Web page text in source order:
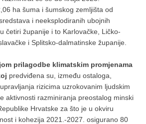
ha šuma i šumskog zemljišta od
i neeksplodiranih ubojnih
četiri županije i to Karlovačke, Ličko-
i Splitsko-dalmatinske županije.
prilagodbe klimatskim promjenama
predviđena su, između ostaloga,
rizicima uzrokovanim ljudskim
aktivnosti razminiranja preostalog minski
Hrvatske za što je u okviru
i kohezija 2021.-2027. osigurano 80